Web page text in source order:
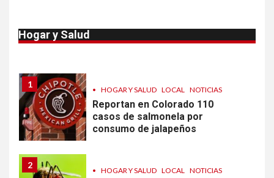
Hogar y Salud
Van 4,100 casos confirmados
por parásito que causa
1
• HOGAR Y SALUD LOCAL NOTICIAS
Reportan en Colorado 110
casos de salmonela por
consumo de jalapeños
2
• HOGAR Y SALUD LOCAL NOTICIAS